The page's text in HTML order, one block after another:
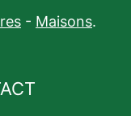
- Maisons.